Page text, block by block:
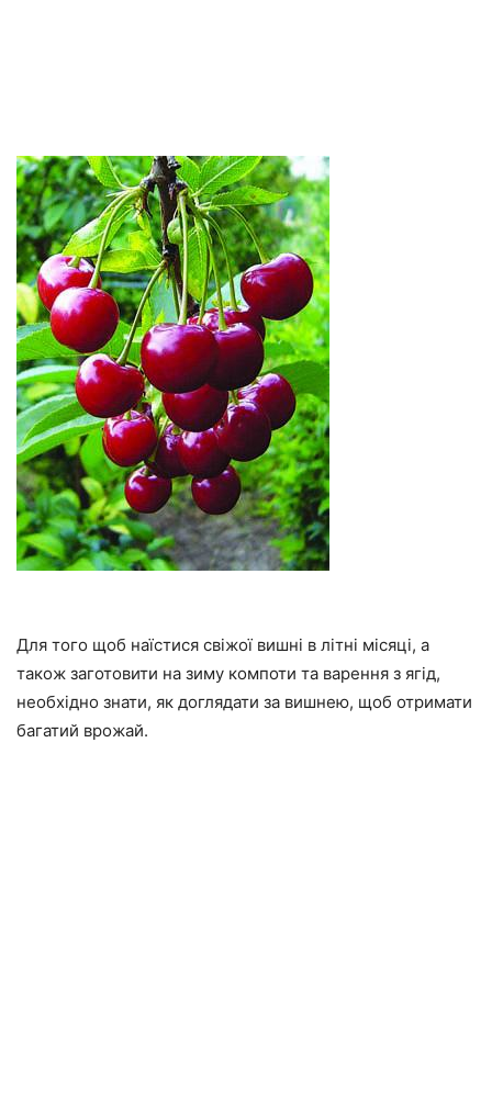
Для того щоб наїстися свіжої вишні в літні місяці, а
також заготовити на зиму компоти та варення з ягід,
необхідно знати, як доглядати за вишнею, щоб отримати
багатий врожай.